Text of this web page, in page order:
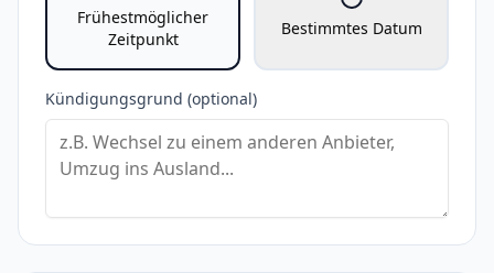
Frühestmöglicher
Zeitpunkt
Bestimmtes Datum
Kündigungsgrund (optional)